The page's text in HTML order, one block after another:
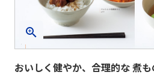
おいしく健やか、合理的な 煮